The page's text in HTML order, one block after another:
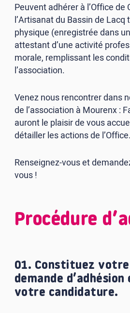
Peuvent adhérer à l’Office
l’Artisanat du Bassin de
physique (enregistrée dans
attestant d’une activité
morale, remplissant les
l’association.
Venez nous rencontrer dans
de l’association à Mourenx :
auront le plaisir de vous
détailler les actions de l’Office.
Renseignez-vous et
vous !
Procédure
01. Constituez votre
demande
votre candidature.